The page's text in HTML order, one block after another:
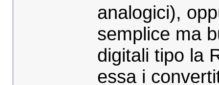
analogici),
semplice ma
digitali tipo la
essa i